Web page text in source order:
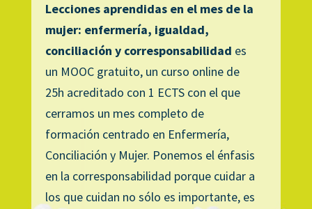
Lecciones aprendidas en el mes de la
mujer: enfermería, igualdad,
conciliación y corresponsabilidad es
un MOOC gratuito, un curso online de
25h acreditado con 1 ECTS con el que
cerramos un mes completo de
formación centrado en Enfermería,
Conciliación y Mujer. Ponemos el énfasis
en la corresponsabilidad porque cuidar a
los que cuidan no sólo es importante, es